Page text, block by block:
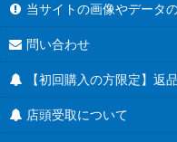
当サイトの画像やデータ
問い合わせ
【初回購入の方限定】返
店頭受取について